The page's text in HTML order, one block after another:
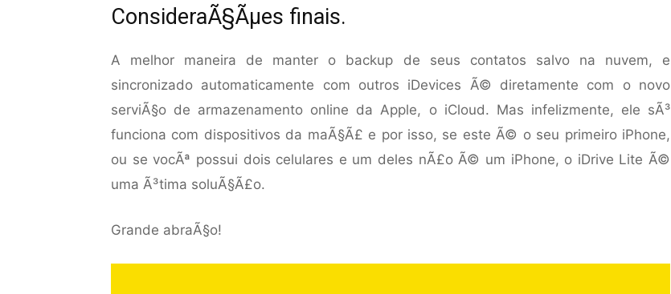
ConsideraÃ§Ãµes finais.
A melhor maneira de manter o backup de seus contatos salvo na nuvem, e
sincronizado automaticamente com outros iDevices Ã© diretamente com o novo
serviÃ§o de armazenamento online da Apple, o iCloud. Mas infelizmente, ele sÃ³
funciona com dispositivos da maÃ§Ã£ e por isso, se este Ã© o seu primeiro iPhone,
ou se vocÃª possui dois celulares e um deles nÃ£o Ã© um iPhone, o iDrive Lite Ã©
uma Ã³tima soluÃ§Ã£o.
Grande abraÃ§o!